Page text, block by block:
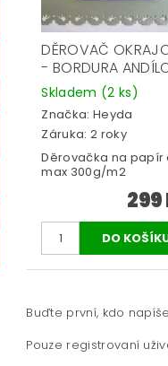
DĚROVAČ
- BORDURA
Skladem (2 ks)
Značka: Heyda
Záruka: 2 roky
Děrovačka na papír
max 300g/m2
299
Buďte první, kdo
Pouze registrovaní